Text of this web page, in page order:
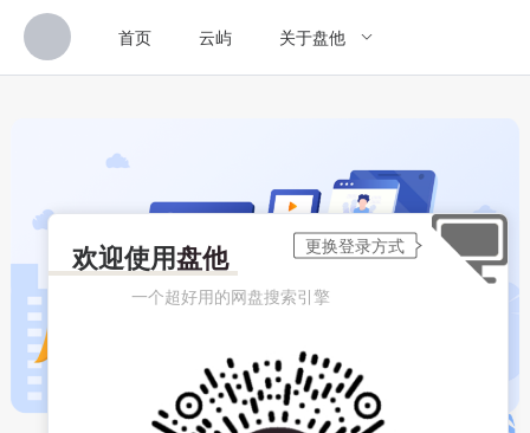
首页 云屿 关于盘他
欢迎使用盘他
一个超好用的网盘搜索引擎